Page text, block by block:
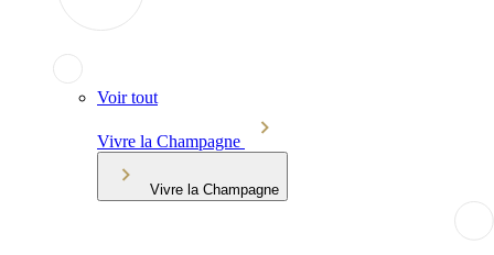
Voir tout
Vivre la Champagne
Vivre la Champagne